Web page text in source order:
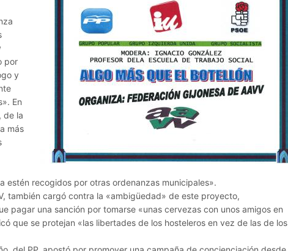
por
y
En
de la
más
estén recogidos por otras ordenanzas municipales».
también cargó contra la «ambigüedad» de este proyecto,
pagar una sanción por tomarse «unas cervezas con unos amigos en
que se protejan «las libertades de los hosteleros en vez de las de los